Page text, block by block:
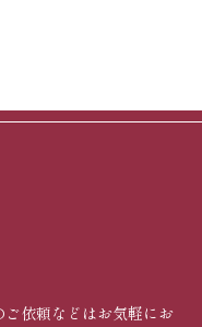
依頼などはお気軽にお